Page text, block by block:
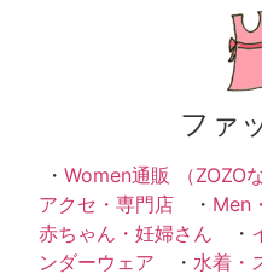
ファ
・ Women通販 （ZOZOな
アクセ・専門店 ・ Men
赤ちゃん・妊婦さん ・
ンダーウェア ・ 水着・